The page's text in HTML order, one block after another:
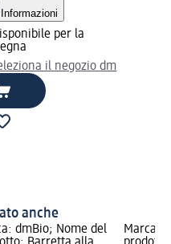
Informazioni
per la
il negozio dm
anche
dmBio; Nome del
Marca: